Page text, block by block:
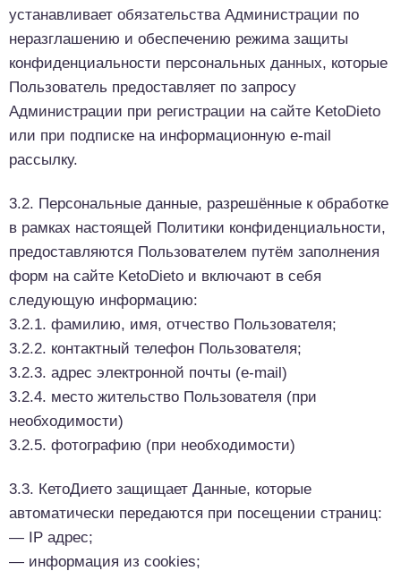
устанавливает обязательства Администрации по
неразглашению и обеспечению режима защиты
конфиденциальности персональных данных, которые
Пользователь предоставляет по запросу
Администрации при регистрации на сайте KetoDieto
или при подписке на информационную e-mail
рассылку.
3.2. Персональные данные, разрешённые к обработке
в рамках настоящей Политики конфиденциальности,
предоставляются Пользователем путём заполнения
форм на сайте KetoDieto и включают в себя
следующую информацию:
3.2.1. фамилию, имя, отчество Пользователя;
3.2.2. контактный телефон Пользователя;
3.2.3. адрес электронной почты (e-mail)
3.2.4. место жительство Пользователя (при
необходимости)
3.2.5. фотографию (при необходимости)
3.3. КетоДието защищает Данные, которые
автоматически передаются при посещении страниц:
— IP адрес;
— информация из cookies;